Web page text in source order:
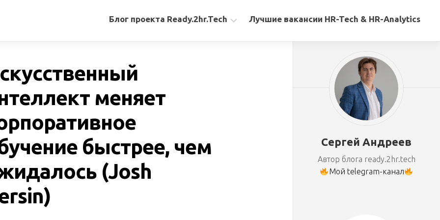
Блог проекта Ready.2hr.Tech
Переводы
Авторские
материалы
Лучшие вакансии HR-Tech & HR-Analytics
меняет
быстрее, чем
(Josh
Сергей Андреев
Автор блога ready.2hr.tech
Мой telegram-канал